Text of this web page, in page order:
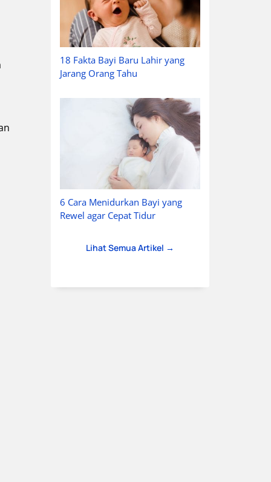
18 Fakta Bayi Baru Lahir yang
Jarang Orang Tahu
6 Cara Menidurkan Bayi yang
Rewel agar Cepat Tidur
Lihat Semua Artikel →